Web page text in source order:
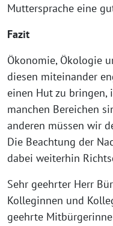
Muttersprache eine
Fazit
Ökonomie, Ökologie
diesen miteinander
einen Hut zu
manchen Bereichen
anderen müssen wir
Die Beachtung der
dabei weiterhin
Sehr geehrter Herr
Kolleginnen und
geehrte